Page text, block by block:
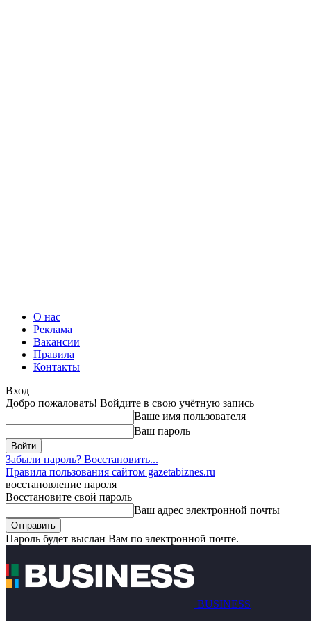
О нас
Реклама
Вакансии
Правила
Контакты
Вход
Добро пожаловать! Войдите в свою учётную запись
Ваше имя пользователя
Ваш пароль
Забыли пароль? Восстановить...
Правила пользования сайтом gazetabiznes.ru
восстановление пароля
Восстановите свой пароль
Ваш адрес электронной почты
Пароль будет выслан Вам по электронной почте.
BUSINESS